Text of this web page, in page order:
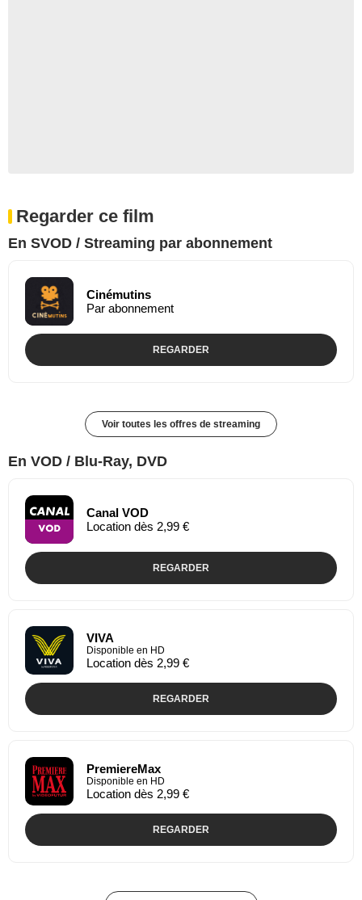
Regarder ce film
En SVOD / Streaming par abonnement
Cinémutins
Par abonnement
REGARDER
Voir toutes les offres de streaming
En VOD / Blu-Ray, DVD
Canal VOD
Location dès 2,99 €
REGARDER
VIVA
Disponible en HD
Location dès 2,99 €
REGARDER
PremiereMax
Disponible en HD
Location dès 2,99 €
REGARDER